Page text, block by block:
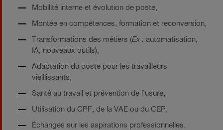
Mobilité interne et évolution de poste,
Montée en compétences, formation et reconversion,
Transformations des métiers (Ex : automatisation,
IA, nouveaux outils),
Adaptation du poste pour les travailleurs
vieillissants,
Santé au travail et prévention de l’usure,
Utilisation du CPF, de la VAE ou du CEP,
Échanges sur les aspirations professionnelles.